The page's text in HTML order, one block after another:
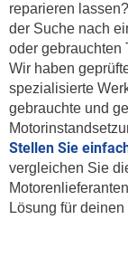
reparieren
der Suche nach
oder gebrauchten
Wir haben
spezialisierte
gebrauchte und
Stellen Sie
vergleichen Sie
Lösung für